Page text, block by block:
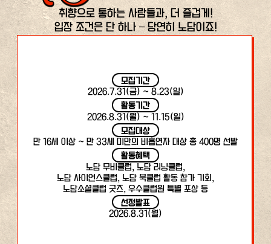
취향으로 통하는 사람들과, 더 즐겁게!
입장 조건은 단 하나 – 당연히 노담이죠!
모집기간
2026.7.31(금) ~ 8.23(일)
활동기간
2026.8.31(월) ~ 11.15(일)
모집대상
만 16세 이상 ~ 만 33세 미만의 비흡연자 대상 총 400명 선발
활동혜택
노담 무비클럽, 노담 러닝클럽,
노담 사이언스클럽, 노담 북클럽 활동 참가 기회,
노담소셜클럽 굿즈, 우수클럽원 특별 포상 등
선정발표
2026.8.31(월)